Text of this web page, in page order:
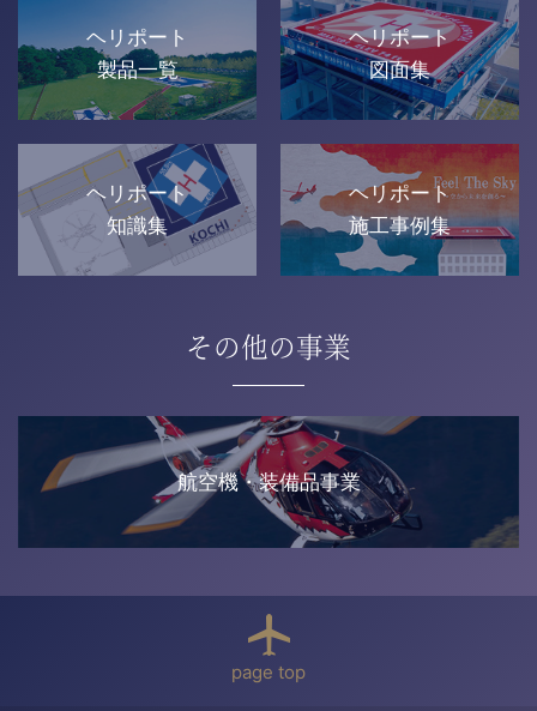
ヘリポート
製品一覧
ヘリポート
図面集
ヘリポート
知識集
ヘリポート
施工事例集
その他の事業
航空機・装備品事業
page top